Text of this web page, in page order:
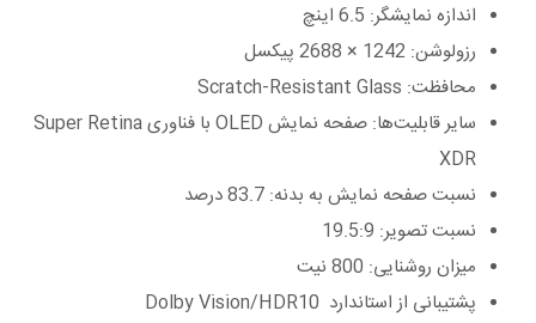
اندازه نمایشگر: 6.5 اینچ
رزولوشن: 1242 × 2688 پیکسل
محافظت: Scratch-Resistant Glass
سایر قابلیت‌ها: صفحه ‌نمایش OLED با فناوری Super Retina
XDR
نسبت صفحه نمایش به بدنه: 83.7 درصد
نسبت تصویر: 19.5:9
میزان روشنایی: 800 نیت
پشتیبانی از استاندارد Dolby Vision/HDR10